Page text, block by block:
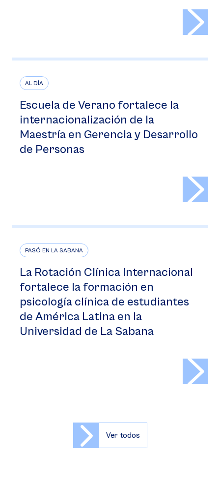
AL DÍA
Escuela de Verano fortalece la
internacionalización de la
Maestría en Gerencia y Desarrollo
de Personas
PASÓ EN LA SABANA
La Rotación Clínica Internacional
fortalece la formación en
psicología clínica de estudiantes
de América Latina en la
Universidad de La Sabana
Ver todos